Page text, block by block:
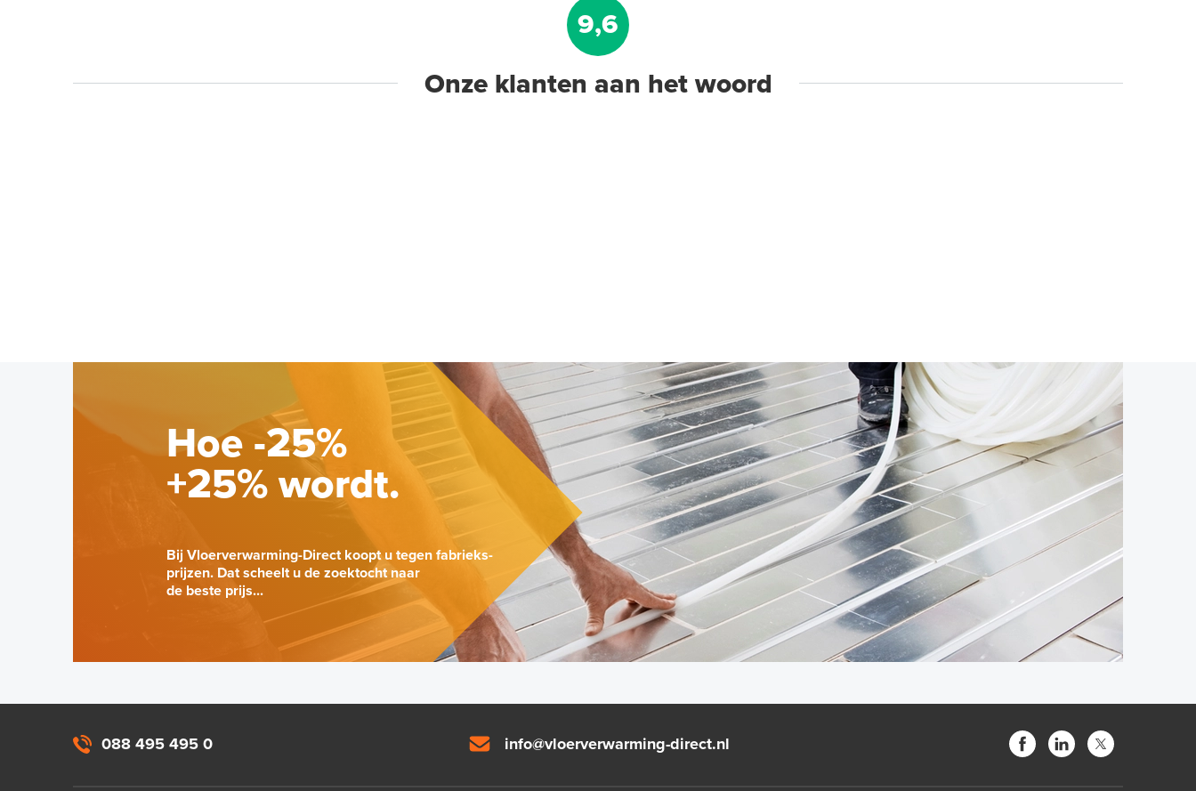
9,6
Onze klanten aan het woord
Hoe -25%
+25% wordt.
Bij Vloerverwarming-Direct koopt u tegen fabrieks-
prijzen. Dat scheelt u de zoektocht naar
de beste prijs...
088 495 495 0 info@vloerverwarming-direct.nl